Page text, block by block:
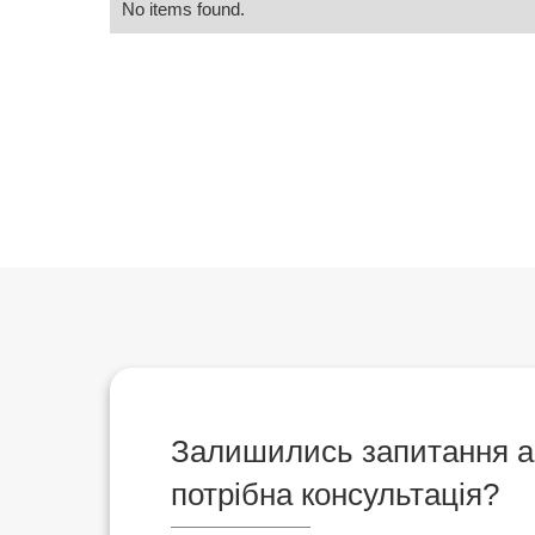
No items found.
Залишились запитання
потрібна консультація?